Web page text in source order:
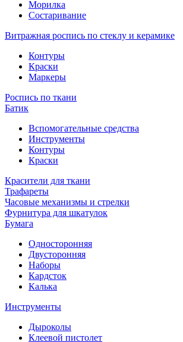
Морилка
Состаривание
Витражная роспись по стеклу и керамике
Контуры
Краски
Маркеры
Роспись по ткани
Батик
Вспомогательные средства
Инструменты
Контуры
Краски
Красители для ткани
Трафареты
Часовые механизмы и стрелки
Фурнитура для шкатулок
Бумага
Односторонняя
Двусторонняя
Наборы
Кардсток
Калька
Инструменты
Дыроколы
Клеевой пистолет